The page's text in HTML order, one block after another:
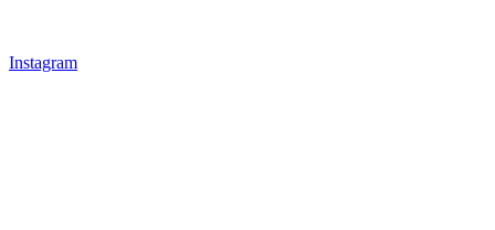
Instagram